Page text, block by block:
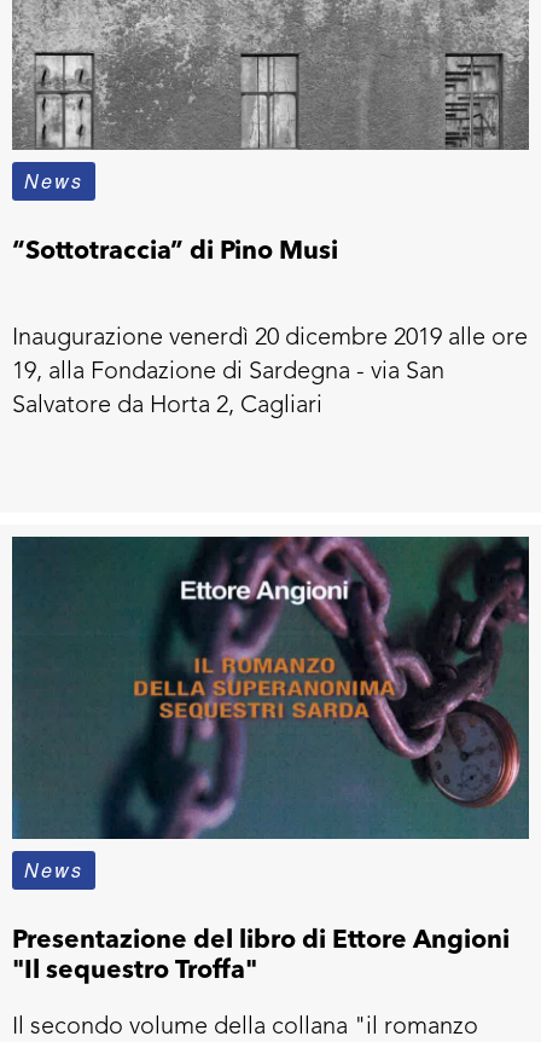
News
“Sottotraccia” di Pino Musi
Inaugurazione venerdì 20 dicembre 2019 alle ore
19, alla Fondazione di Sardegna - via San
Salvatore da Horta 2, Cagliari
News
Presentazione del libro di Ettore Angioni
"Il sequestro Troffa"
Il secondo volume della collana "il romanzo